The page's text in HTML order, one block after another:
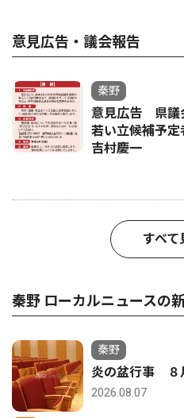
意見広告・議会報告
秦野
意見広告 県議
若い立候補予
吉村慶一
すべて
秦野 ローカルニュースの
秦野
炎の盆行事 ８
2026.08.07